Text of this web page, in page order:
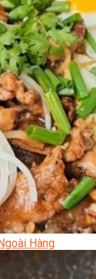
Hàng